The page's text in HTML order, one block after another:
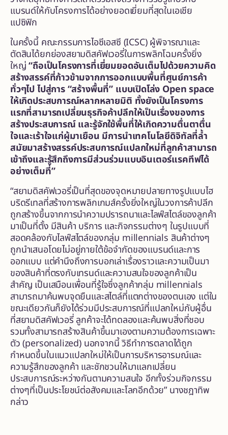
แบรนด์ให้กับโครงการได้อย่างยอดเยี่ยมที่สุดในเอเชีย
แปซิฟิก
ในครั้งนี้ คณะกรรมการไอซีเอสซี (ICSC) ผู้พิจารณาและ
ตัดสินได้ยกย่องสยามดิสคัฟเวอรี่ในการพลิกโฉมครั้งยิ่ง
ใหญ่“ถือเป็นโครงการที่เยี่ยมยอดอันเต็มไปด้วยความคิด
สร้างสรรค์ที่ก้าวข้ามจากการออกแบบพื้นที่ศูนย์การค้า
ทั่วๆไป ไปสู่การ “สร้างพื้นที่” แบบเปิดโล่ง Open space
ให้เกิดประสบการณ์หลากหลายมิติ ทั้งยังเป็นโครงการ
แรกที่สามารถเปลี่ยนธุรกิจค้าปลีกให้เป็นเรื่องของการ
สร้างประสบการณ์ และรู้จักใช้พื้นที่ให้เกิดความตื่นตาตื่น
ใจและเร้าใจแก่ผู้มาเยือน มีการนำเทคโนโลยีดิจิทัลที่ล้ำ
สมัยมาสร้างสรรค์ประสบการณ์แปลกใหม่ที่ลูกค้าสามารถ
เข้าถึงและรู้สึกถึงการมีส่วนร่วมแบบอินเตอร์แรคทีฟได้
อย่างเต็มที่”
“สยามดิสคัฟเวอรี่เป็นที่สุดของจุดหมายปลายทางรูปแบบไฮ
บริดรีเทลที่สร้างการพลิกเกมส์ครั้งยิ่งใหญ่ในวงการค้าปลีก
ถูกสร้างขึ้นจากการนำความปรารถนาและไลฟ์สไตล์ของลูกค้า
มาเป็นที่ตั้ง มีสินค้า บริการ และกิจกรรมต่างๆ ในรูปแบบที่
สอดคล้องกับไลฟ์สไตล์ของกลุ่ม millennials สินค้าต่างๆ
ถูกนำเสนอโดยไม่อยู่ภายใต้ข้อจำกัดของแบรนด์และการ
ออกแบบ แต่คำนึงถึงการบอกเล่าเรื่องราวและความเป็นมา
ของสินค้าที่ตรงกับเทรนด์และความสนใจของลูกค้าเป็น
สำคัญ เป็นเสมือนเพื่อนที่รู้ใจซึ่งลูกค้ากลุ่ม millennials
สามารถมาค้นพบจุดยืนและสไตล์ที่แตกต่างของตนเอง แต่ใน
ขณะเดียวกันก็ยังได้ร่วมมีประสบการณ์ที่แปลกใหม่กับผู้อื่น
ที่สยามดิสคัฟเวอรี่ ลูกค้าจะได้ทดลองและค้นพบสิ่งที่ชอบ
รวมทั้งสามารถสร้างสินค้าขึ้นมาเองตามความต้องการเฉพาะ
ตัว (personalized) นอกจากนี้ วิธีทำการตลาดได้ถูก
กำหนดขึ้นในแนวแปลกใหม่ให้เป็นการบริหารอารมณ์และ
ความรู้สึกของลูกค้า และชักชวนให้มาแลกเปลี่ยน
ประสบการณ์ระหว่างกันตามความสนใจ อีกทั้งร่วมกิจกรรม
ต่างๆที่เป็นประโยชน์ต่อสังคมและโลกอีกด้วย” นางชฎาทิพ
กล่าว